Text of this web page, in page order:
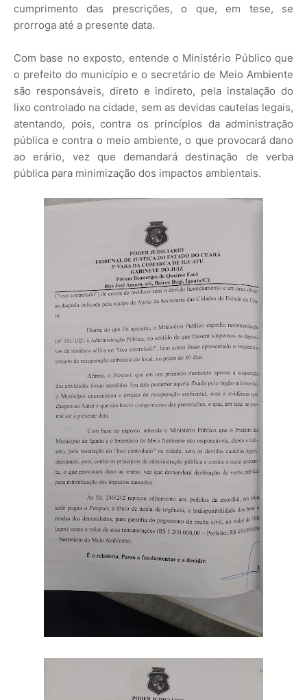
cumprimento das prescrições, o que, em tese, se
prorroga até a presente data.
Com base no exposto, entende o Ministério Público que
o prefeito do município e o secretário de Meio Ambiente
são responsáveis, direto e indireto, pela instalação do
lixo controlado na cidade, sem as devidas cautelas legais,
atentando, pois, contra os princípios da administração
pública e contra o meio ambiente, o que provocará dano
ao erário, vez que demandará destinação de verba
pública para minimização dos impactos ambientais.